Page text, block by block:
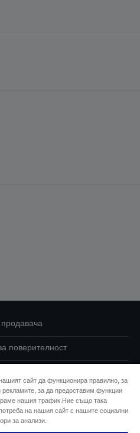
поверителност
за Вашите данни
бисквитките
сайт да функционира правилно, за
за да предоставим функции
нашия трафик.Ние също така
на нашия сайт с нашите социални
за анализи.